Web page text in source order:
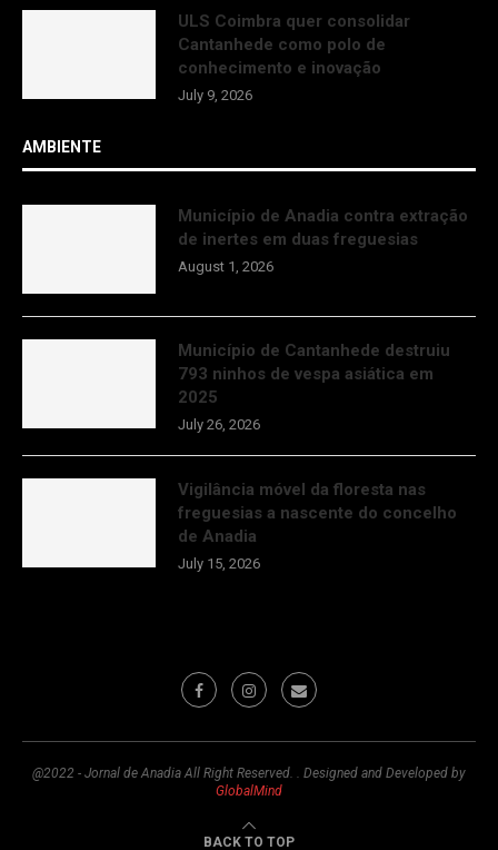
ULS Coimbra quer consolidar
Cantanhede como polo de
conhecimento e inovação
July 9, 2026
AMBIENTE
Município de Anadia contra extração
de inertes em duas freguesias
August 1, 2026
Município de Cantanhede destruiu
793 ninhos de vespa asiática em
2025
July 26, 2026
Vigilância móvel da floresta nas
freguesias a nascente do concelho
de Anadia
July 15, 2026
@2022 - Jornal de Anadia All Right Reserved. . Designed and Developed by
GlobalMind
BACK TO TOP